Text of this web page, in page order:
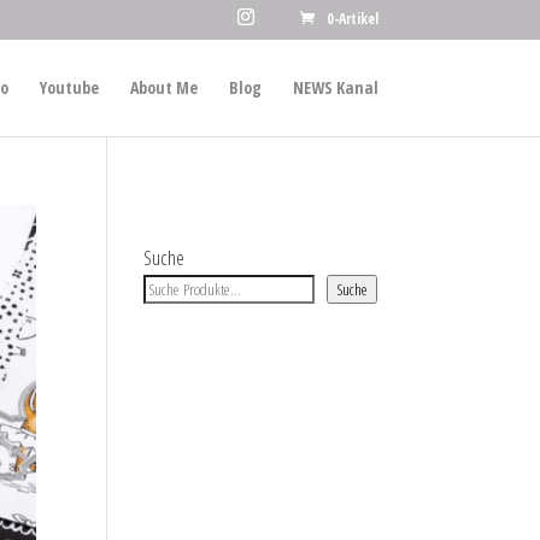
0-Artikel
Youtube About Me Blog NEWS Kanal
Suche
Suche